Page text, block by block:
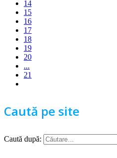
14
15
16
17
18
19
20
...
21
Caută pe site
Caută după: